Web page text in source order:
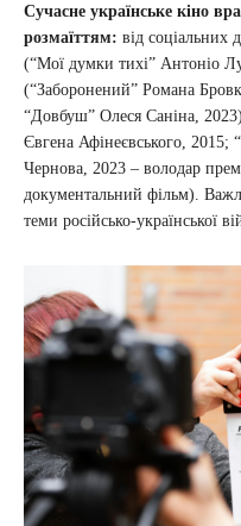
Сучасне українське кіно
розмаїттям: від соціальних
(“Мої думки тихі” Антоніо
(“Заборонений” Романа
“Довбуш” Олеся Саніна,
Євгена Афінеєвського, 2015;
Чернова, 2023 – володар
документальний фільм).
теми російсько-української